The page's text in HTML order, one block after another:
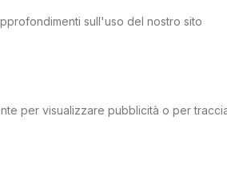
sull'uso del nostro sito
per visualizzare pubblicità o per